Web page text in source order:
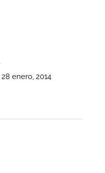
28 enero, 2014